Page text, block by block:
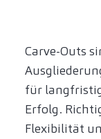
Carve-Outs
für
Erfolg.
Flexibilität